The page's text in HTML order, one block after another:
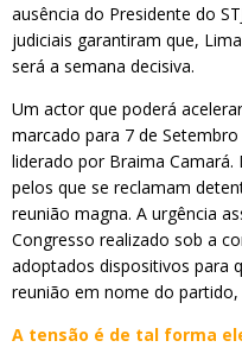
ausência do Presidente do
judiciais garantiram que,
será a semana decisiva.
Um actor que poderá
marcado para 7 de
liderado por Braima Camará.
pelos que se reclamam
reunião magna. A urgência
Congresso realizado sob a
adoptados dispositivos para
reunião em nome do
A tensão é de tal forma